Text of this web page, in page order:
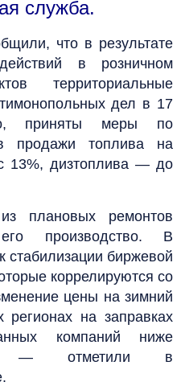
служба.
что в результате
в розничном
территориальные
дел в 17
приняты меры по
продажи топлива на
13%, дизтоплива — до
ремонтов
производство. В
стабилизации биржевой
коррелируются со
цены на зимний
регионах на заправках
компаний ниже
— отметили в